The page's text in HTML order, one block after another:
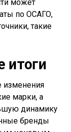
может
по ОСАГО,
такие
итоги
изменения
марки, а
динамику
бренды